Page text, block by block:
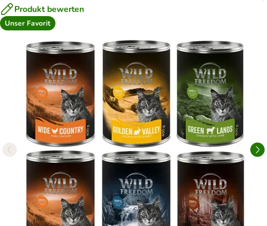
Produkt bewerten
Unser Favorit